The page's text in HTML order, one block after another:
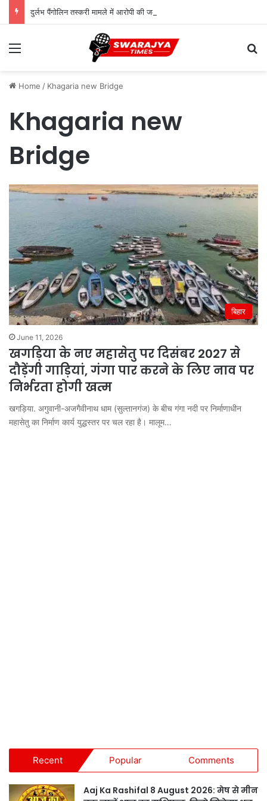
दुर्लभ पैंगोलिन तस्करी मामले में आरोपी की जमानत याचिका खारिज
Menu
Home / Khagaria new Bridge
Khagaria new
Bridge
बिहार
June 11, 2026
खगड़िया के नए महासेतु पर दिसंबर 2027 से
दौड़ेंगी गाड़ियां, गंगा पार करने के लिए नाव पर
निर्भरता होगी खत्म
खगड़िया. अगुवानी-अजगैवीनाथ धाम (सुल्तानगंज) के बीच गंगा नदी पर निर्माणाधीन
महासेतु का निर्माण कार्य युद्धस्तर पर चल रहा है। मालूम…
Recent Popular Comments
Aaj Ka Rashifal 8 August 2026: मेष से मीन